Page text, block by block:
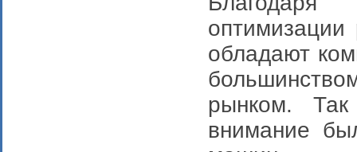
оптимизации
обладают
рынком.
внимание